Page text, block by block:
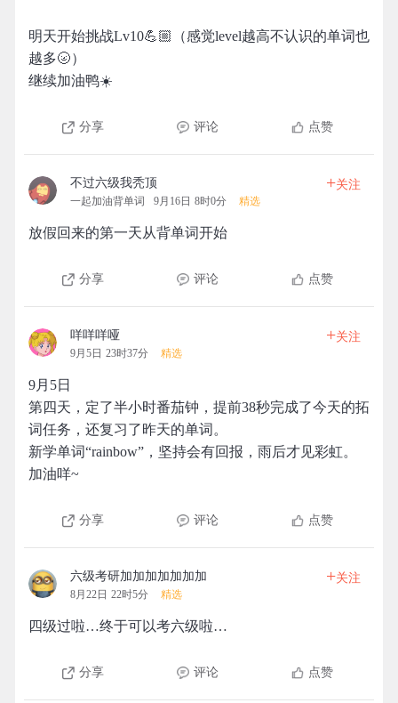
明天开始挑战Lv10💪🏼（感觉level越高不认识的单词也
越多🌝）
继续加油鸭☀️
分享 评论 点赞
不过六级我秃顶
一起加油背单词 9月16日 8时0分 精选
+关注
放假回来的第一天从背单词开始
分享 评论 点赞
咩咩咩哑
9月5日 23时37分 精选
+关注
9月5日
第四天，定了半小时番茄钟，提前38秒完成了今天的拓
词任务，还复习了昨天的单词。
新学单词“rainbow”，坚持会有回报，雨后才见彩虹。
加油咩~
分享 评论 点赞
六级考研加加加加加加加
8月22日 22时5分 精选
+关注
四级过啦…终于可以考六级啦…
分享 评论 点赞